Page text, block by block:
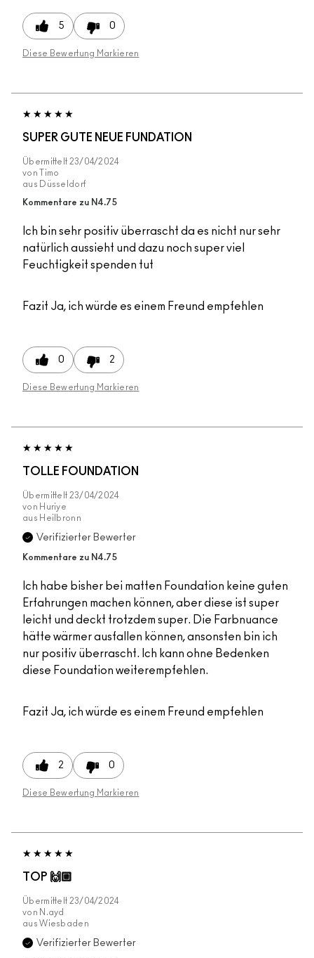
5 0
Diese Bewertung Markieren
SUPER GUTE NEUE FUNDATION
Übermittelt 23/04/2024
von
Timo
aus
Düsseldorf
Kommentare zu N4.75
Ich bin sehr positiv überrascht da es nicht nur sehr
natürlich aussieht und dazu noch super viel
Feuchtigkeit spenden tut
Fazit Ja, ich würde es einem Freund empfehlen
0 2
Diese Bewertung Markieren
TOLLE FOUNDATION
Übermittelt 23/04/2024
von Huriye
aus Heilbronn
Verifizierter Bewerter
Kommentare zu N4.75
Ich habe bisher bei matten Foundation keine guten
Erfahrungen machen können, aber diese ist super
leicht und deckt trotzdem super. Die Farbnuance
hätte wärmer ausfallen können, ansonsten bin ich
nur positiv überrascht. Ich kann ohne Bedenken
diese Foundation weiterempfehlen.
Fazit Ja, ich würde es einem Freund empfehlen
2 0
Diese Bewertung Markieren
TOP 🙌🏼
Übermittelt 23/04/2024
von N.ayd
aus Wiesbaden
Verifizierter Bewerter